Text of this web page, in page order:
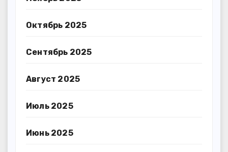
Октябрь 2025
Сентябрь 2025
Август 2025
Июль 2025
Июнь 2025